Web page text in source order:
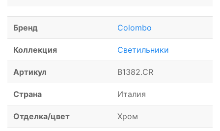
Бренд Colombo
Коллекция Светильники
Артикул B1382.CR
Страна Италия
Отделка/цвет Хром